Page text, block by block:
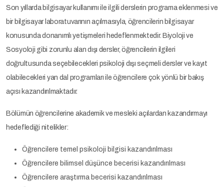
Son yıllarda bilgisayar kullanımı ile ilgili derslerin programa eklenmesi ve
bir bilgisayar laboratuvarının açılmasıyla, öğrencilerin bilgisayar
konusunda donanımlı yetişmeleri hedeflenmektedir. Biyoloji ve
Sosyoloji gibi zorunlu alan dışı dersler, öğrencilerin ilgileri
doğrultusunda seçebilecekleri psikoloji dışı seçmeli dersler ve kayıt
olabilecekleri yan dal programları ile öğrencilere çok yönlü bir bakış
açısı kazandırılmaktadır.
Bölümün öğrencilerine akademik ve mesleki açılardan kazandırmayı
hedeflediği nitelikler:
Öğrencilere temel psikoloji bilgisi kazandırılması
Öğrencilere bilimsel düşünce becerisi kazandırılması
Öğrencilere araştırma becerisi kazandırılması